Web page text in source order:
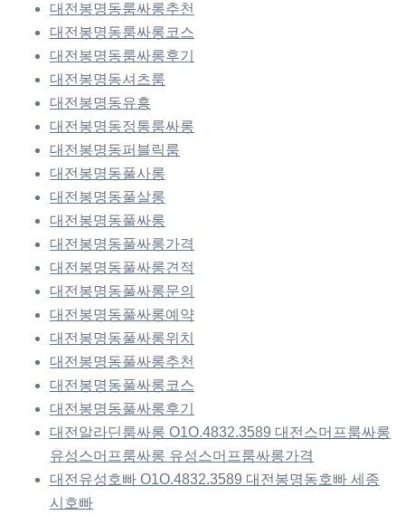
대전봉명동룸싸롱추천
대전봉명동룸싸롱코스
대전봉명동룸싸롱후기
대전봉명동셔츠룸
대전봉명동유흥
대전봉명동정통룸싸롱
대전봉명동퍼블릭룸
대전봉명동풀사롱
대전봉명동풀살롱
대전봉명동풀싸롱
대전봉명동풀싸롱가격
대전봉명동풀싸롱견적
대전봉명동풀싸롱문의
대전봉명동풀싸롱예약
대전봉명동풀싸롱위치
대전봉명동풀싸롱추천
대전봉명동풀싸롱코스
대전봉명동풀싸롱후기
대전알라딘룸싸롱 O1O.4832.3589 대전스머프룸싸롱
유성스머프룸싸롱 유성스머프룸싸롱가격
대전유성호빠 O1O.4832.3589 대전봉명동호빠 세종
시호빠